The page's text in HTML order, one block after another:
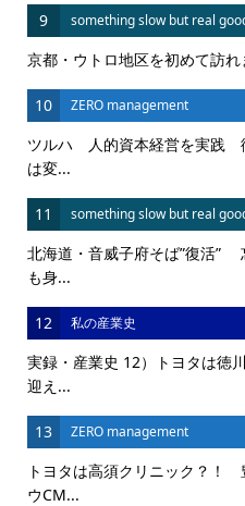
9 something slow but real
京都・ウトロ地区を初めて訪れ
10 ZERO management
ツルハ 人的資本経営を実践
は変...
11 something slow but real
北海道・音威子府そば”復活”
も身...
12 私の産業史
実録・産業史 12）トヨタは徳
迎え...
13 ZERO management
トヨタは高須クリニック？！
ウCM...